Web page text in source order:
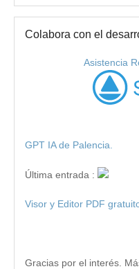
Colabora con el
Asistencia
GPT IA de Palencia.
Última entrada :
Visor y Editor PDF
Gracias por el interés.